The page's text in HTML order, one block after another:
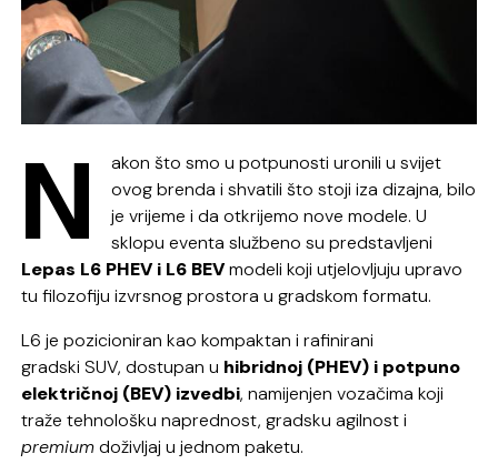
N
akon što smo u potpunosti uronili u svijet
ovog brenda i shvatili što stoji iza dizajna, bilo
je vrijeme i da otkrijemo nove modele. U
sklopu eventa službeno su predstavljeni
Lepas L6 PHEV i L6 BEVmodeli koji utjelovljuju upravo
tu filozofiju izvrsnog prostora u gradskom formatu.
L6 je pozicioniran kao kompaktan i rafinirani
gradski SUV, dostupan u hibridnoj (PHEV) i potpuno
električnoj (BEV) izvedbi, namijenjen vozačima koji
traže tehnološku naprednost, gradsku agilnost i
premiumdoživljaj u jednom paketu.